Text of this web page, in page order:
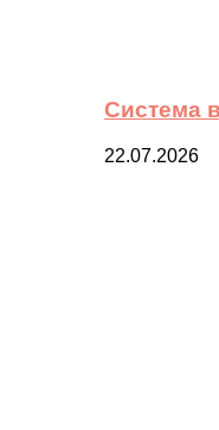
Система
22.07.2026